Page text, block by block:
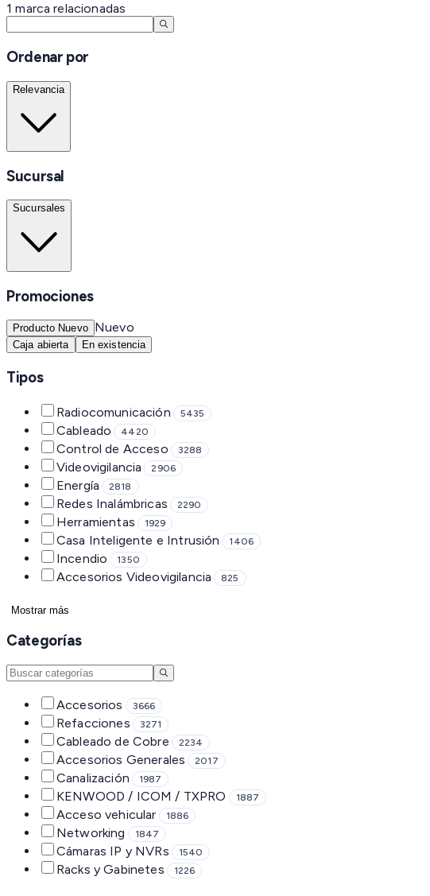
1 marca relacionadas
Ordenar por
Relevancia
Sucursal
Sucursales
Promociones
Producto Nuevo Nuevo
Caja abierta En existencia
Tipos
Radiocomunicación 5435
Cableado 4420
Control de Acceso 3288
Videovigilancia 2906
Energía 2818
Redes Inalámbricas 2290
Herramientas 1929
Casa Inteligente e Intrusión 1406
Incendio 1350
Accesorios Videovigilancia 825
Mostrar más
Categorías
Accesorios 3666
Refacciones 3271
Cableado de Cobre 2234
Accesorios Generales 2017
Canalización 1987
KENWOOD / ICOM / TXPRO 1887
Acceso vehicular 1886
Networking 1847
Cámaras IP y NVRs 1540
Racks y Gabinetes 1226